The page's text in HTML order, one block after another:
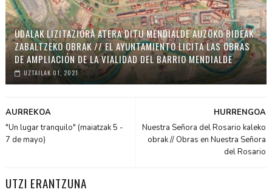
UDALAK LIZITAZIORA ATERA DITU MENDIALDE AUZOKO BIDEAK
ZABALTZEKO OBRAK // EL AYUNTAMIENTO LICITA LAS OBRAS
DE AMPLIACIÓN DE LA VIALIDAD DEL BARRIO MENDIALDE
UZTAILAK 01, 2021
HURRENGOA
Nuestra Señora del Rosario kaleko
obrak // Obras en Nuestra Señora
del Rosario
AURREKOA
"Un lugar tranquilo" (maiatzak 5 -
7 de mayo)
UTZI ERANTZUNA